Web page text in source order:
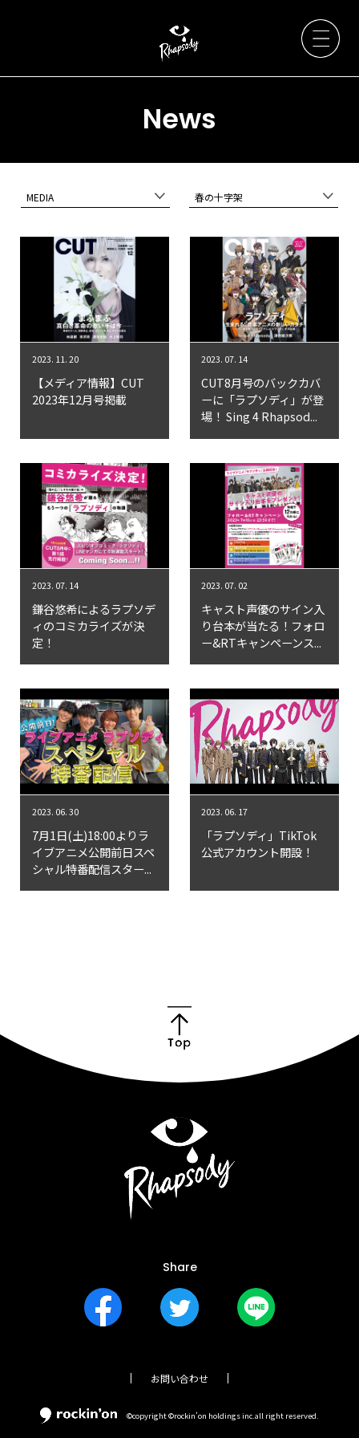
Artists
News
Live / Event
Discography
Goods
Cast / Staff
About
News
MEDIA 春の十字架
2023. 11. 20
【メディア情報】CUT
2023年12月号掲載
2023. 07. 14
CUT8月号のバックカバ
ーに「ラプソディ」が登
場！ Sing 4 Rhapsod...
2023. 07. 14
鎌谷悠希によるラプソデ
ィのコミカライズが決
定！
2023. 07. 02
キャスト声優のサイン入
り台本が当たる！フォロ
ー&RTキャンペーンス...
2023. 06. 30
7月1日(土)18:00よりラ
イブアニメ公開前日スペ
シャル特番配信スター...
2023. 06. 17
「ラプソディ」TikTok
公式アカウント開設！
Share
お問い合わせ
©copyright ©rockin’on holdings inc.all right reserved.